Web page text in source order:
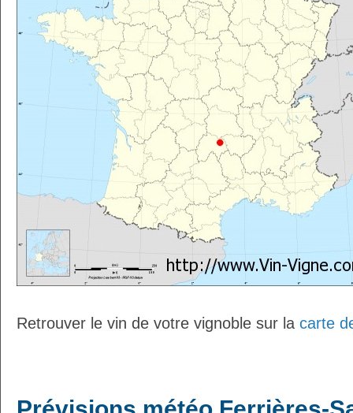
Retrouver le vin de votre vignoble sur la carte